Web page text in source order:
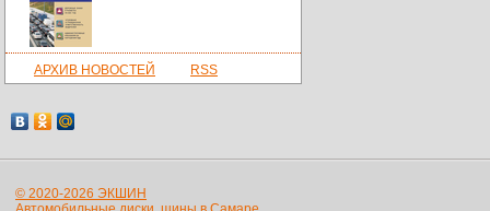
АРХИВ НОВОСТЕЙ RSS
© 2020-2026 ЭКШИН